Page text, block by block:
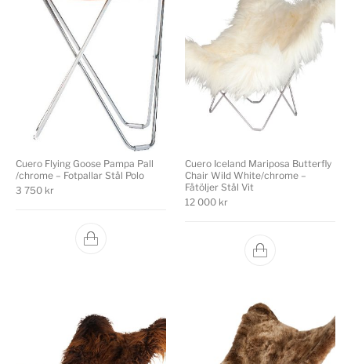
Cuero Flying Goose Pampa Pall
/chrome – Fotpallar Stål Polo
3 750 kr
Cuero Iceland Mariposa Butterfly
Chair Wild White/chrome –
Fåtöljer Stål Vit
12 000 kr